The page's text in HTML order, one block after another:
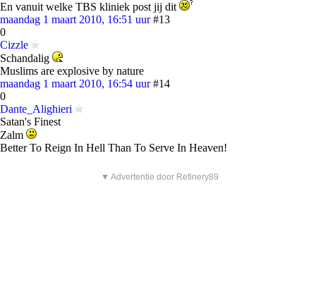
En vanuit welke TBS kliniek post jij dit
maandag 1 maart 2010, 16:51 uur #13
0
Cizzle
Schandalig
Muslims are explosive by nature
maandag 1 maart 2010, 16:54 uur #14
0
Dante_Alighieri
Satan's Finest
Zalm
Better To Reign In Hell Than To Serve In Heaven!
▼ Advertentie door Refinery89